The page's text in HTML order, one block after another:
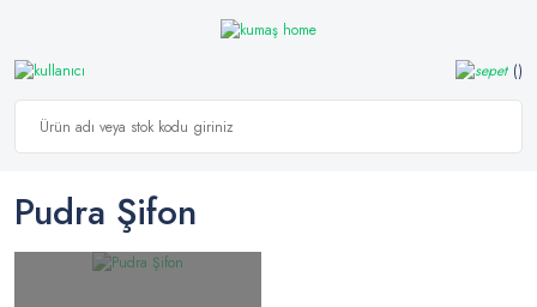
Pudra Şifon